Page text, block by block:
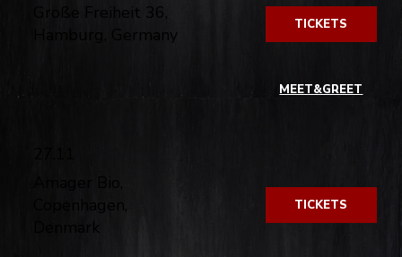
Große Freiheit 36,
Hamburg, Germany
TICKETS
Copenhagen,
Denmark
TICKETS
MEET&GREET